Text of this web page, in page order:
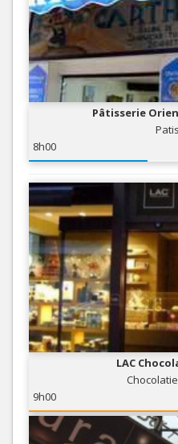
Pâtisserie
8h00
LAC
9h00